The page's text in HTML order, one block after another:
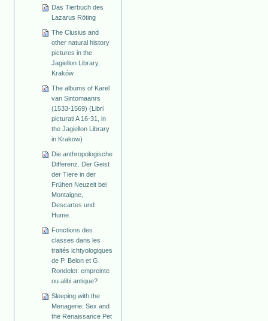
Das Tierbuch des
Lazarus Röting
The Clusius and
other natural history
pictures in the
Jagiellon Library,
Kraków
The albums of Karel
van Sintomaanrs
(1533-1569) (Libri
picturati A 16-31, in
the Jagiellon Library
in Krakow)
Die anthropologische
Differenz. Der Geist
der Tiere in der
Frühen Neuzeit bei
Montaigne,
Descartes und
Hume.
Fonctions des
classes dans les
traités ichtyologiques
de P. Belon et G.
Rondelet: empreinte
ou alibi antique?
Sleeping with the
Menagerie: Sex and
the Renaissance Pet